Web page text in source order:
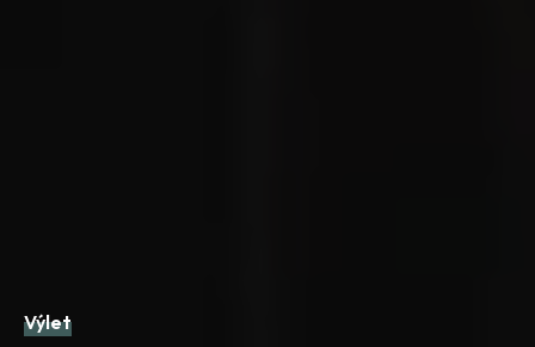
Výlet